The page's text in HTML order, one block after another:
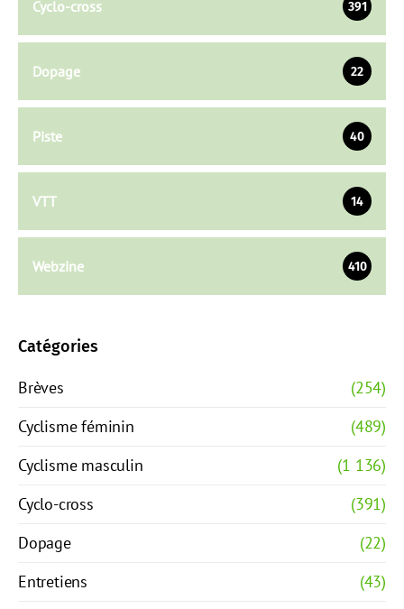
Cyclo-cross 391
Dopage 22
Piste 40
VTT 14
Webzine 410
Catégories
Brèves
(254)
Cyclisme féminin
(489)
Cyclisme masculin
(1 136)
Cyclo-cross
(391)
Dopage
(22)
Entretiens
(43)